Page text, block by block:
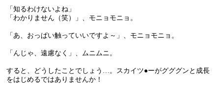
「知るわけないよね」
「わかりません（笑）」、モニョモニョ。
「あ、おっぱい触っていいですよ～」、モニョモニョ。
「んじゃ、遠慮なく」、ムニムニ。
すると、どうしたことでしょう…。スカイツ●ーがグググンと成長
をはじめるではありませんか！